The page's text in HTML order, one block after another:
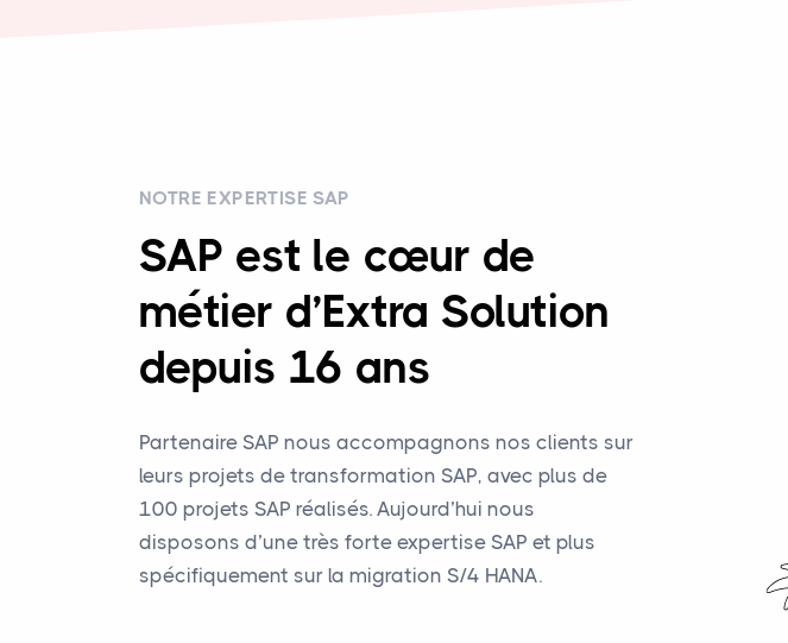
NOTRE EXPERTISE SAP
SAP est le cœur de
métier d’Extra Solution
depuis 16 ans
Partenaire SAP nous accompagnons nos clients sur
leurs projets de transformation SAP, avec plus de
100 projets SAP réalisés. Aujourd’hui nous
disposons d’une très forte expertise SAP et plus
spécifiquement sur la migration S/4 HANA.